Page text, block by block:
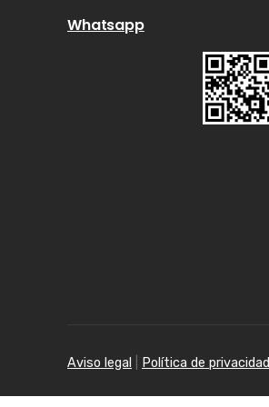
Whatsapp
Aviso legal Política de privacidad